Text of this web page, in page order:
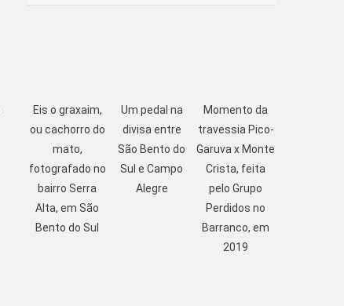
Eis o graxaim,
ou cachorro do
mato,
fotografado no
bairro Serra
Alta, em São
Bento do Sul
Um pedal na
divisa entre
São Bento do
Sul e Campo
Alegre
Momento da
travessia Pico-
Garuva x Monte
Crista, feita
pelo Grupo
Perdidos no
Barranco, em
2019